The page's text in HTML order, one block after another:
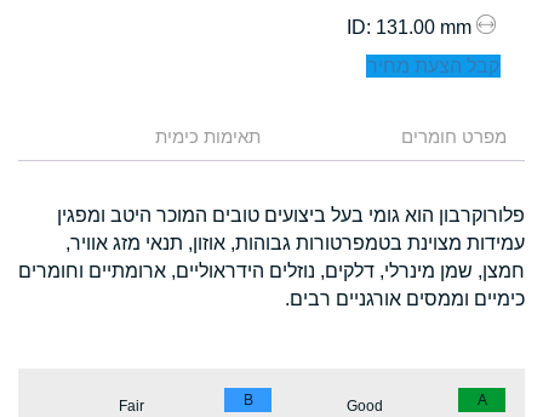
: 131.00 mm
קבל הצעת מחיר
מפרט חומרים תאימות כימית
פלורוקרבון הוא גומי בעל ביצועים טובים המוכר היטב ומפגין
עמידות מצוינת בטמפרטורות גבוהות, אוזון, תנאי מזג אוויר,
חמצן, שמן מינרלי, דלקים, נוזלים הידראוליים, ארומתיים וחומרים
כימיים וממסים אורגניים רבים.
A
Good
B
Fair